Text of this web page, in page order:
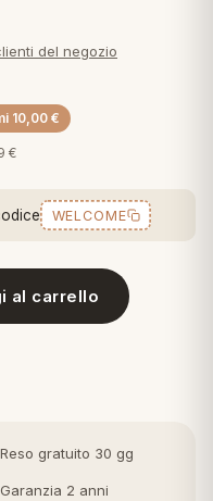
del negozio
10,00 €
€
WELCOME
Lenzuola letto -
al carrello
Reso gratuito 30 gg
Garanzia 2 anni